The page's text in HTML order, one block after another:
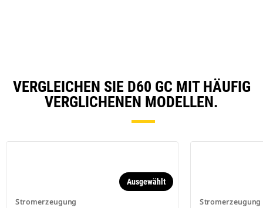
VERGLEICHEN SIE D60 GC MIT HÄUFIG
VERGLICHENEN MODELLEN.
Stromerzeugung
Ausgewählt
Stromerzeugung